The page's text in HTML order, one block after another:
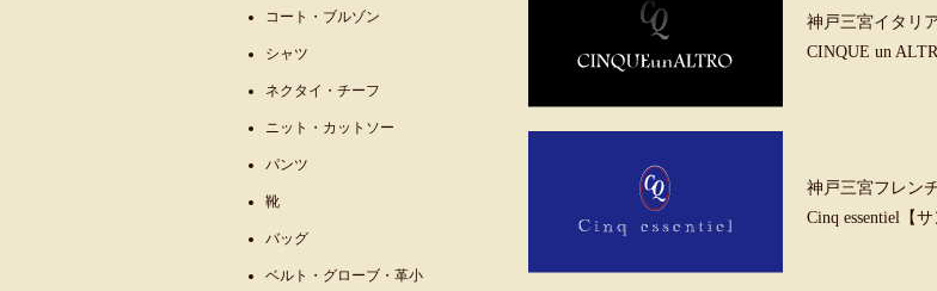
神戸三宮イタリ
CINQUE un
神戸三宮フレン
Cinq essentiel【
コート・ブルゾン
シャツ
ネクタイ・チーフ
ニット・カットソー
パンツ
靴
バッグ
ベルト・グローブ・革小